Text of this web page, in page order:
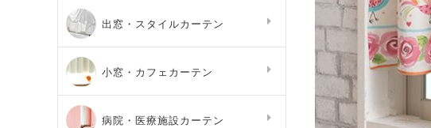
出窓・スタイルカーテン
小窓・カフェカーテン
病院・医療施設カーテン